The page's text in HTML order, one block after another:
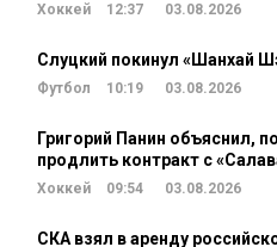
Хоккей 12:37 03.08.2026
Слуцкий покинул «Шанхай
Футбол 10:19 03.08.2026
Григорий Панин объяснил,
продлить контракт с
Хоккей 09:54 03.08.2026
СКА взял в аренду